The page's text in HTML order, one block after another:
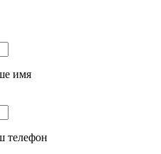
имя
телефон